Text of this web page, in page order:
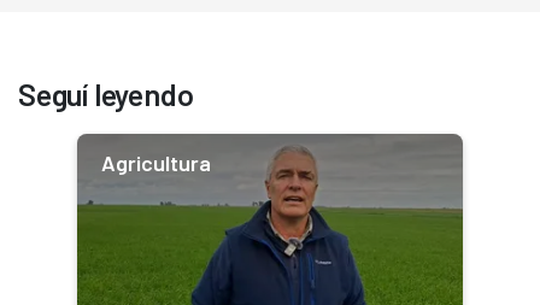
Seguí leyendo
Agricultura